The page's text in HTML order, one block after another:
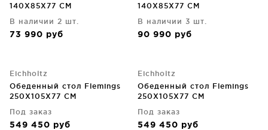
140X85X77 CM
В наличии 2 шт.
73 990 руб
140X85X77 CM
В наличии 3 шт.
90 990 руб
Eichholtz
Обеденный стол Flemings
250X105X77 CM
Под заказ
549 450 руб
Eichholtz
Обеденный стол Flemings
250X105X77 CM
Под заказ
549 450 руб